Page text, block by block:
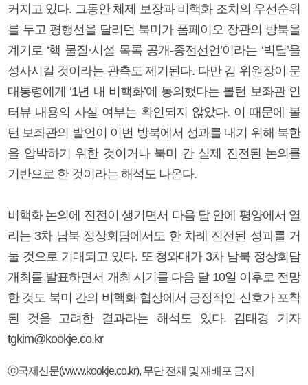
커지고 있다. 그동안 체제 보장과 비핵화 조치의 우선순위
를 두고 평행선을 달리던 북미가 폼페이오 장관의 방북을
계기로 ‘핵 물질·시설 목록 공개-종전선언’이라는 ‘빅딜’을
성사시킬 것이라는 관측도 제기된다. 다만 김 위원장이 문
대통령에게 ‘1년 내 비핵화’에 동의했다는 볼턴 보좌관 인
터뷰 내용의 사실 여부는 확인되지 않았다. 이 때문에 볼
턴 보좌관의 발언이 이번 방북에서 성과를 내기 위해 북한
을 압박하기 위한 것이거나 북미 간 실제 진전된 논의를
기반으로 한 것이라는 해석도 나온다.
비핵화 논의에 진전이 생기면서 다음 달 안에 평양에서 열
리는 3차 남북 정상회담에서도 한 차례 진전된 성과를 거
둘 것으로 기대되고 있다. 또 청와대가 3차 남북 정상회담
개최를 발표하면서 개최 시기를 다음 달 10일 이후로 전망
한 것도 북미 간의 비핵화 협상에서 긍정적인 신호가 포착
된 것을 고려한 결과라는 해석도 있다. 김태경 기자
tgkim@kookje.co.kr
ⓒ국제신문(www.kookje.co.kr), 무단 전재 및 재배포 금지